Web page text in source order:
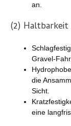
an.
(2)
Gravel-
die
Sicht.
eine